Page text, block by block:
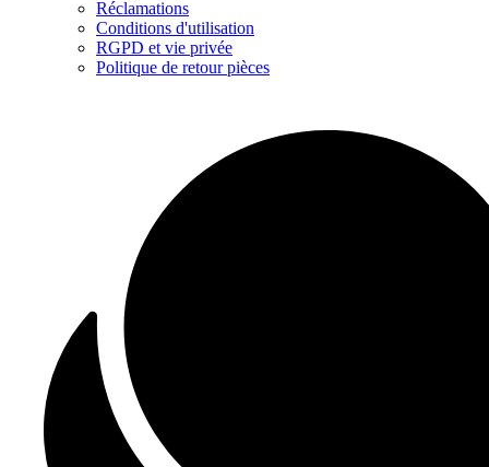
Réclamations
Conditions d'utilisation
RGPD et vie privée
Politique de retour pièces